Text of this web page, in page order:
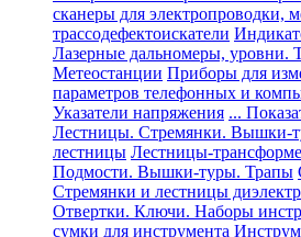
сканеры для электропроводки,
трассодефектоискатели
Лазерные дальномеры, уровни.
Метеостанции Приборы для
параметров телефонных и
Указатели напряжения ...
Лестницы. Стремянки. Вышки-
лестницы Лестницы-
Подмости. Вышки-туры. Трапы
Стремянки и лестницы
Отвертки. Ключи. Наборы
сумки для инструмента